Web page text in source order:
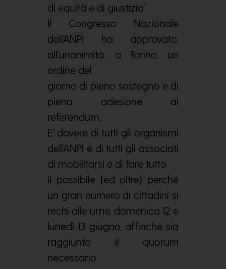
di equità e di giustizia”
Il Congresso Nazionale
dell’ANPI ha approvato,
all’unanimità, a Torino, un
ordine del
giorno di pieno sostegno e di
piena adesione ai
referendum.
E’ dovere di tutti gli organismi
dell’ANPI e di tutti gli associati
di mobilitarsi e di fare tutto
il possibile (ed oltre) perché
un gran numero di cittadini si
rechi alle urne, domenica 12 e
lunedì 13 giugno, affinché sia
raggiunto il quorum
necessario.